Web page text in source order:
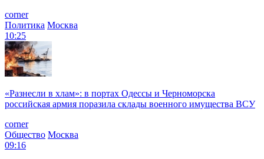
corner
Политика Москва
10:25
«Разнесли в хлам»: в портах Одессы и Черноморска
российская армия поразила склады военного имущества ВСУ
corner
Общество Москва
09:16